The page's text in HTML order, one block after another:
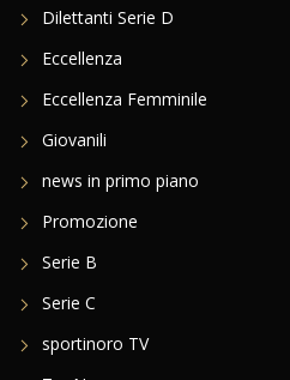
Dilettanti Serie D
Eccellenza
Eccellenza Femminile
Giovanili
news in primo piano
Promozione
Serie B
Serie C
sportinoro TV